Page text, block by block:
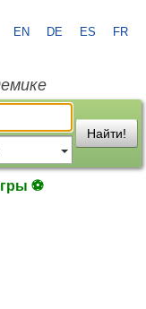
EN DE ES FR
Найти!
⚽